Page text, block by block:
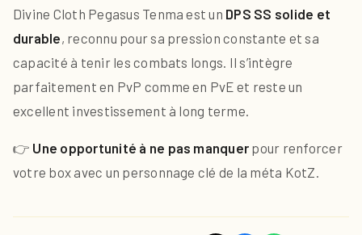
Divine Cloth Pegasus Tenma est un DPS SS solide et
durable, reconnu pour sa pression constante et sa
capacité à tenir les combats longs. Il s’intègre
parfaitement en PvP comme en PvE et reste un
excellent investissement à long terme.
👉 Une opportunité à ne pas manquer pour renforcer
votre box avec un personnage clé de la méta KotZ.